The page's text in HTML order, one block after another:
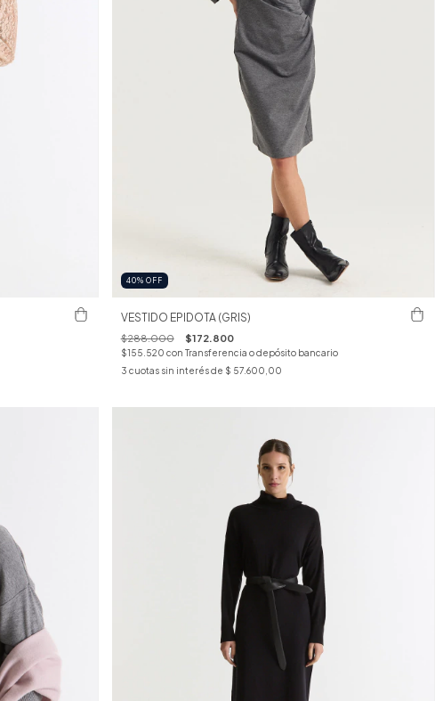
40% OFF
VESTIDO EPIDOTA (GRIS)
$288.000 $172.800
$155.520 con Transferencia o depósito bancario
3 cuotas sin interés de $ 57.600,00